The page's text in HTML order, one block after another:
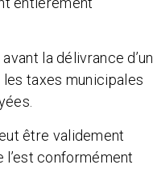
la délivrance d’un
taxes municipales
être validement
l’est conformément